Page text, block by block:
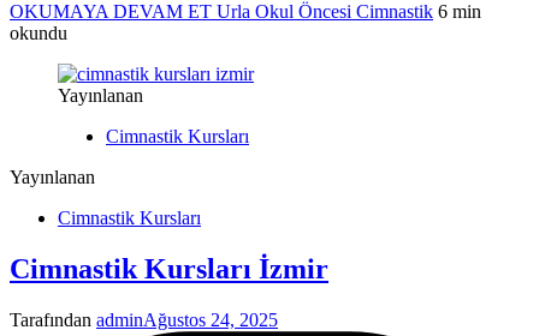
OKUMAYA DEVAM ET Urla Okul Öncesi Cimnastik 6 min
okundu
Yayınlanan
Cimnastik Kursları
Yayınlanan
Cimnastik Kursları
Cimnastik Kursları İzmir
Tarafından adminAğustos 24, 2025